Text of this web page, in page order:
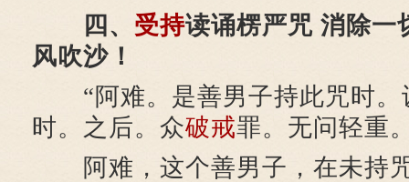
四、 受持读诵楞严咒 消除一
风吹沙！
“阿难。是善男子持此咒时。
时。之后。众破戒罪。无问轻重
阿难，这个善男子，在未持